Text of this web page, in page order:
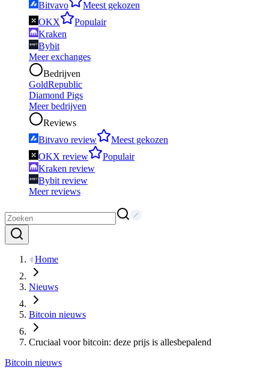
Bitvavo
Meest gekozen
OKX
Populair
Kraken
Bybit
Meer exchanges
Bedrijven
GoldRepublic
Diamond Pigs
Meer bedrijven
Reviews
Bitvavo review
Meest gekozen
OKX review
Populair
Kraken review
Bybit review
Meer reviews
Home
Nieuws
Bitcoin nieuws
Cruciaal voor bitcoin: deze prijs is allesbepalend
Bitcoin nieuws